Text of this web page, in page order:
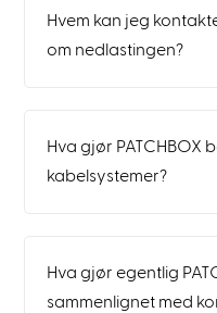
Hvem kan jeg
om nedlastingen?
Hva gjør PATCHBOX
kabelsystemer?
Hva gjør egentlig
sammenlignet med